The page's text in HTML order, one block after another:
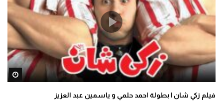
فيلم زكي شان | بطولة احمد حلمي و ياسمين عبد العزيز